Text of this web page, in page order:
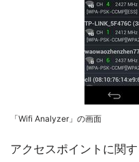
「Wifi Analyzer」の画面
アクセスポイントに関